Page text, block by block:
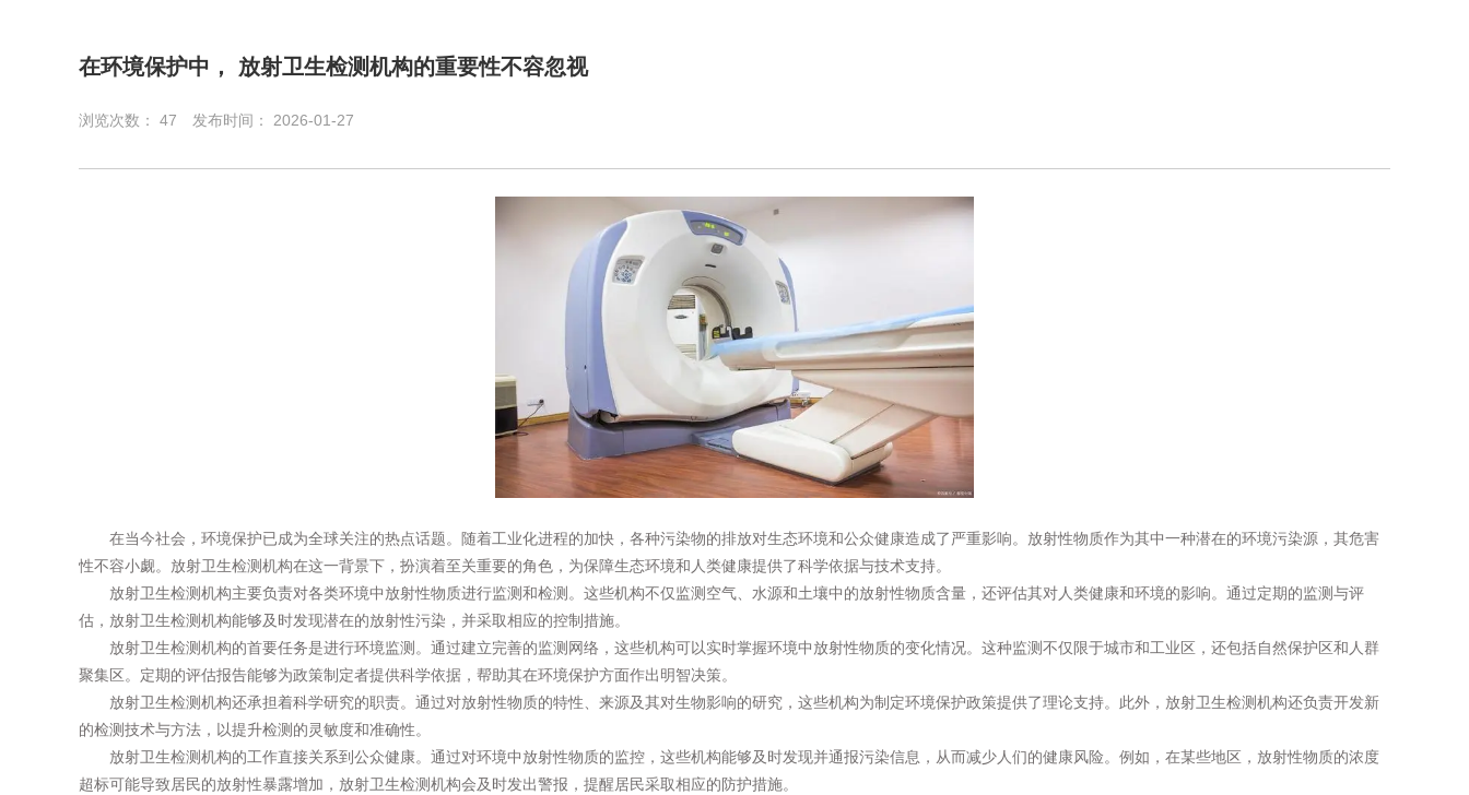
在环境保护中， 放射卫生检测机构的重要性不容忽视
浏览次数： 47 发布时间： 2026-01-27
在当今社会，环境保护已成为全球关注的热点话题。随着工业化进程的加快，各种污染物的排放对生态环境和公众健康造成了严重影响。放射性物质作为其中一种潜在的环境污染源，其危害
性不容小觑。放射卫生检测机构在这一背景下，扮演着至关重要的角色，为保障生态环境和人类健康提供了科学依据与技术支持。
放射卫生检测机构主要负责对各类环境中放射性物质进行监测和检测。这些机构不仅监测空气、水源和土壤中的放射性物质含量，还评估其对人类健康和环境的影响。通过定期的监测与评
估，放射卫生检测机构能够及时发现潜在的放射性污染，并采取相应的控制措施。
放射卫生检测机构的首要任务是进行环境监测。通过建立完善的监测网络，这些机构可以实时掌握环境中放射性物质的变化情况。这种监测不仅限于城市和工业区，还包括自然保护区和人群
聚集区。定期的评估报告能够为政策制定者提供科学依据，帮助其在环境保护方面作出明智决策。
放射卫生检测机构还承担着科学研究的职责。通过对放射性物质的特性、来源及其对生物影响的研究，这些机构为制定环境保护政策提供了理论支持。此外，放射卫生检测机构还负责开发新
的检测技术与方法，以提升检测的灵敏度和准确性。
放射卫生检测机构的工作直接关系到公众健康。通过对环境中放射性物质的监控，这些机构能够及时发现并通报污染信息，从而减少人们的健康风险。例如，在某些地区，放射性物质的浓度
超标可能导致居民的放射性暴露增加，放射卫生检测机构会及时发出警报，提醒居民采取相应的防护措施。